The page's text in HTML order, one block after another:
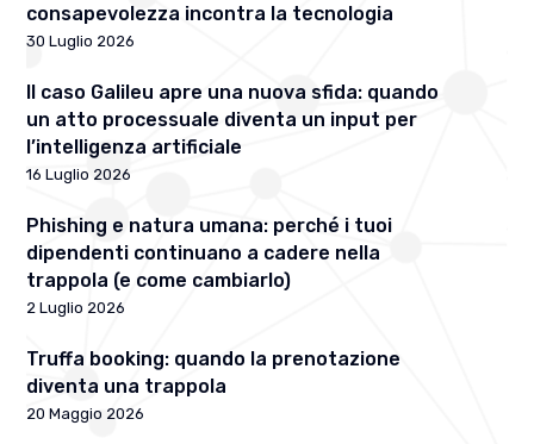
consapevolezza incontra la tecnologia
30 Luglio 2026
Il caso Galileu apre una nuova sfida: quando
un atto processuale diventa un input per
l’intelligenza artificiale
16 Luglio 2026
Phishing e natura umana: perché i tuoi
dipendenti continuano a cadere nella
trappola (e come cambiarlo)
2 Luglio 2026
Truffa booking: quando la prenotazione
diventa una trappola
20 Maggio 2026